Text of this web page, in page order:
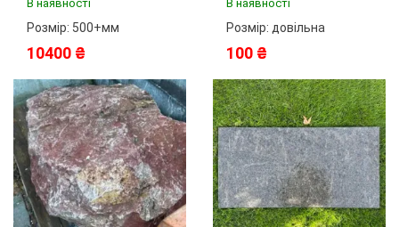
В наявності
Розмір: 500+мм
10400 ₴
В наявності
Розмір: довільна
100 ₴